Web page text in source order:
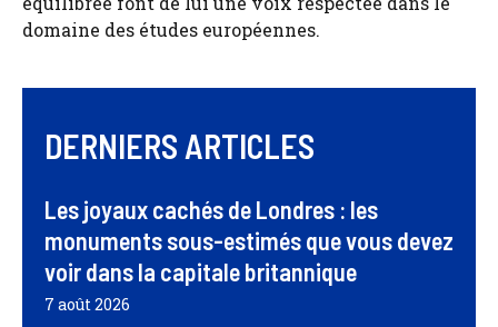
domaine des études européennes.
DERNIERS ARTICLES
Les joyaux cachés de Londres : les
monuments sous-estimés que vous devez
voir dans la capitale britannique
7 août 2026